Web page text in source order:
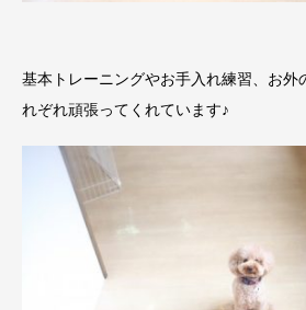
基本トレーニングやお手入れ練習、お外
れぞれ頑張ってくれています♪